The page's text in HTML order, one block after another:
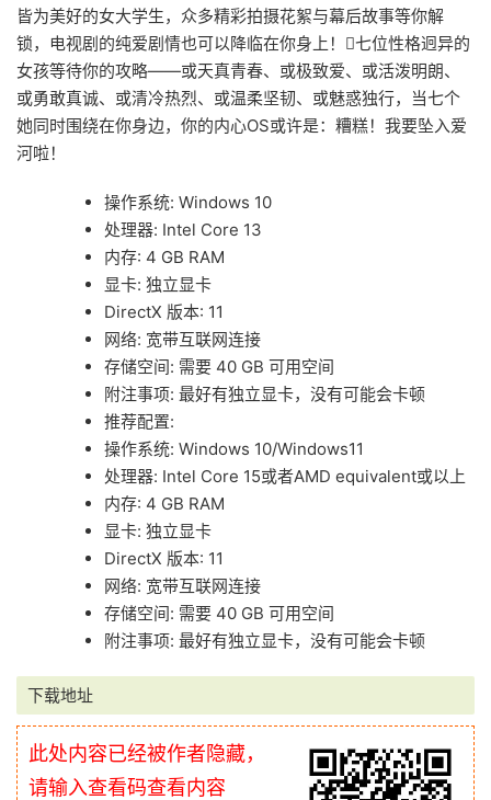
皆为美好的女大学生，众多精彩拍摄花絮与幕后故事等你解
锁，电视剧的纯爱剧情也可以降临在你身上！七位性格迥异的
女孩等待你的攻略——或天真青春、或极致爱、或活泼明朗、
或勇敢真诚、或清冷热烈、或温柔坚韧、或魅惑独行，当七个
她同时围绕在你身边，你的内心OS或许是：糟糕！我要坠入爱
河啦！
操作系统: Windows 10
处理器: Intel Core 13
内存: 4 GB RAM
显卡: 独立显卡
DirectX 版本: 11
网络: 宽带互联网连接
存储空间: 需要 40 GB 可用空间
附注事项: 最好有独立显卡，没有可能会卡顿
推荐配置:
操作系统: Windows 10/Windows11
处理器: Intel Core 15或者AMD equivalent或以上
内存: 4 GB RAM
显卡: 独立显卡
DirectX 版本: 11
网络: 宽带互联网连接
存储空间: 需要 40 GB 可用空间
附注事项: 最好有独立显卡，没有可能会卡顿
下载地址
此处内容已经被作者隐藏，
请输入查看码查看内容